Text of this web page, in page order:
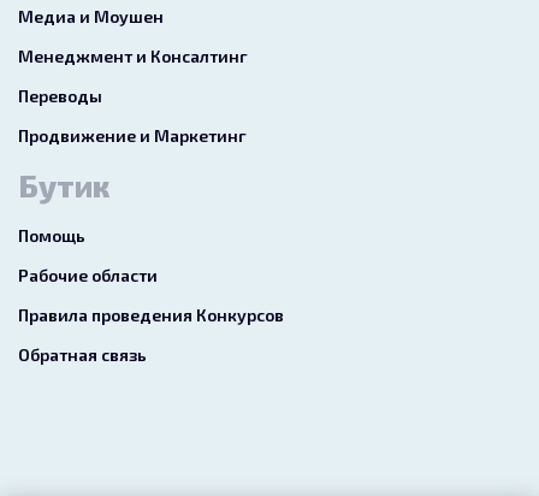
Медиа и Моушен
Менеджмент и Консалтинг
Переводы
Продвижение и Маркетинг
Бутик
Помощь
Рабочие области
Правила проведения Конкурсов
Обратная связь